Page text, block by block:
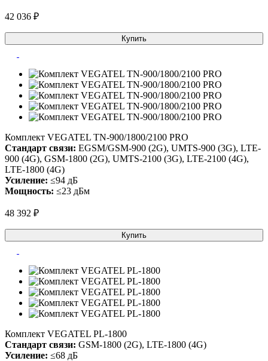
42 036 ₽
Купить
Комплект VEGATEL TN-900/1800/2100 PRO
Стандарт связи: EGSM/GSM-900 (2G), UMTS-900 (3G), LTE-
900 (4G), GSM-1800 (2G), UMTS-2100 (3G), LTE-2100 (4G),
LTE-1800 (4G)
Усиление: ≤94 дБ
Мощность: ≤23 дБм
48 392 ₽
Купить
Комплект VEGATEL PL-1800
Стандарт связи: GSM-1800 (2G), LTE-1800 (4G)
Усиление: ≤68 дБ